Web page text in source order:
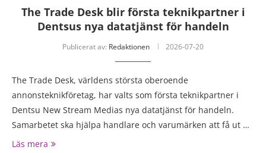
The Trade Desk blir första teknikpartner i
Dentsus nya datatjänst för handeln
Publicerat av: Redaktionen 2026-07-20
The Trade Desk, världens största oberoende
annonsteknikföretag, har valts som första teknikpartner i
Dentsu New Stream Medias nya datatjänst för handeln.
Samarbetet ska hjälpa handlare och varumärken att få ut …
Läs mera